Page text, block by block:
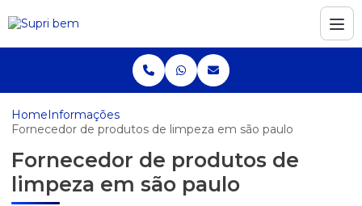
HomeInformações
Fornecedor de produtos de limpeza em são paulo
Fornecedor de produtos de
limpeza em são paulo